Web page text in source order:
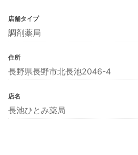
店舗タイプ
調剤薬局
住所
長野県長野市北長池2046-4
店名
長池ひとみ薬局